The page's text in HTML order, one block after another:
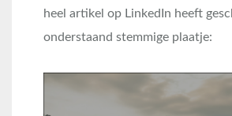
heel artikel op LinkedIn heeft
onderstaand stemmige plaatje: